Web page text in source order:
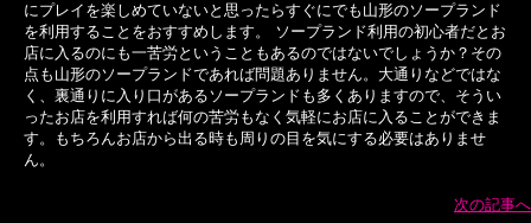
にプレイを楽しめていないと思ったらすぐにでも山形のソープランド
を利用することをおすすめします。 ソープランド利用の初心者だとお
店に入るのにも一苦労ということもあるのではないでしょうか？その
点も山形のソープランドであれば問題ありません。大通りなどではな
く、裏通りに入り口があるソープランドも多くありますので、そうい
ったお店を利用すれば何の苦労もなく気軽にお店に入ることができま
す。もちろんお店から出る時も周りの目を気にする必要はありませ
ん。
次の記事へ